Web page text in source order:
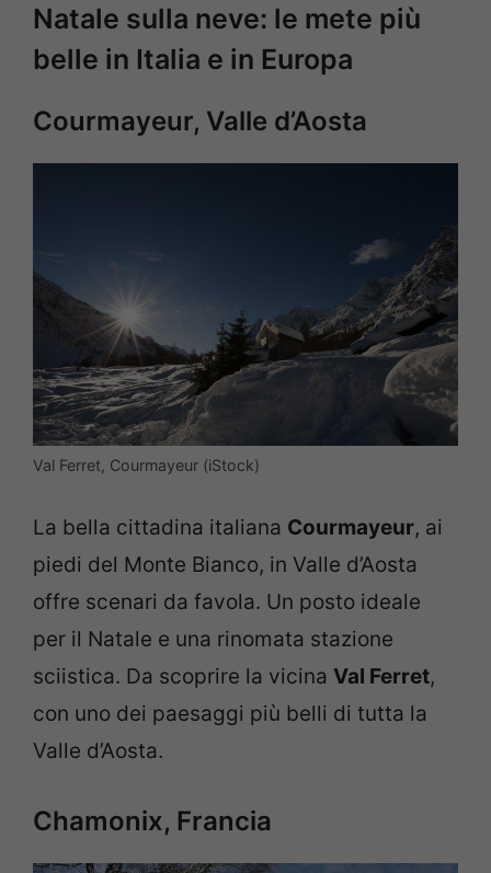
Natale sulla neve: le mete più
belle in Italia e in Europa
Courmayeur, Valle d’Aosta
Val Ferret, Courmayeur (iStock)
La bella cittadina italiana Courmayeur, ai
piedi del Monte Bianco, in Valle d’Aosta
offre scenari da favola. Un posto ideale
per il Natale e una rinomata stazione
sciistica. Da scoprire la vicina Val Ferret,
con uno dei paesaggi più belli di tutta la
Valle d’Aosta.
Chamonix, Francia